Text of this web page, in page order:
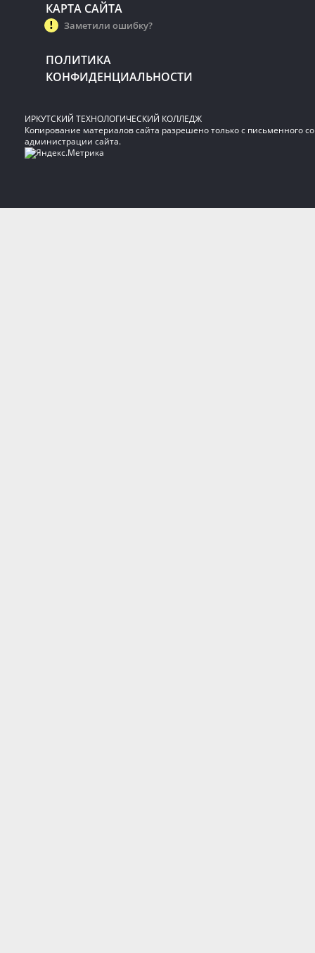
КАРТА САЙТА
Заметили ошибку?
ПОЛИТИКА
КОНФИДЕНЦИАЛЬНОСТИ
ИРКУТСКИЙ ТЕХНОЛОГИЧЕСКИЙ КОЛЛЕДЖ
Копирование материалов сайта разрешено только с письменного
администрации сайта.